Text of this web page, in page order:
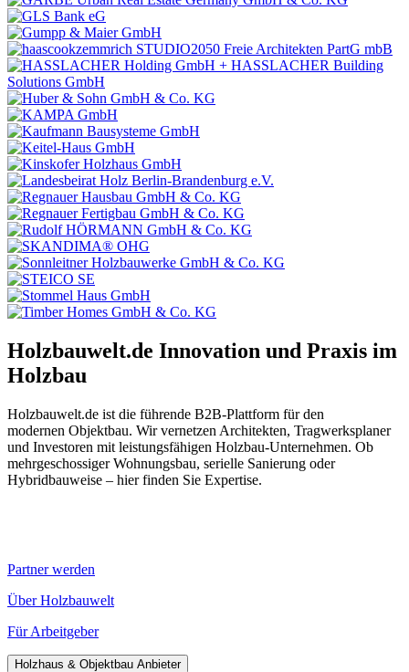
Holzbauwelt.de Innovation und Praxis im
Holzbau
Holzbauwelt.de ist die führende B2B-Plattform für den
modernen Objektbau. Wir vernetzen Architekten, Tragwerksplaner
und Investoren mit leistungsfähigen Holzbau-Unternehmen. Ob
mehrgeschossiger Wohnungsbau, serielle Sanierung oder
Hybridbauweise – hier finden Sie Expertise.
Partner werden
Über Holzbauwelt
Für Arbeitgeber
Holzhaus & Objektbau Anbieter